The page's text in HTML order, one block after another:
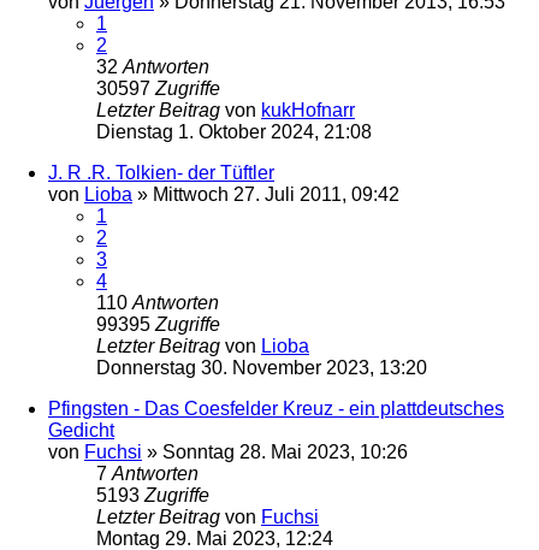
1
2
32 Antworten
30597 Zugriffe
Letzter Beitrag von kukHofnarr
Dienstag 1. Oktober 2024, 21:08
J. R .R. Tolkien- der Tüftler
von Lioba » Mittwoch 27. Juli 2011, 09:42
1
2
3
4
110 Antworten
99395 Zugriffe
Letzter Beitrag von Lioba
Donnerstag 30. November 2023, 13:20
Pfingsten - Das Coesfelder Kreuz - ein plattdeutsches
Gedicht
von Fuchsi » Sonntag 28. Mai 2023, 10:26
7 Antworten
5193 Zugriffe
Letzter Beitrag von Fuchsi
Montag 29. Mai 2023, 12:24